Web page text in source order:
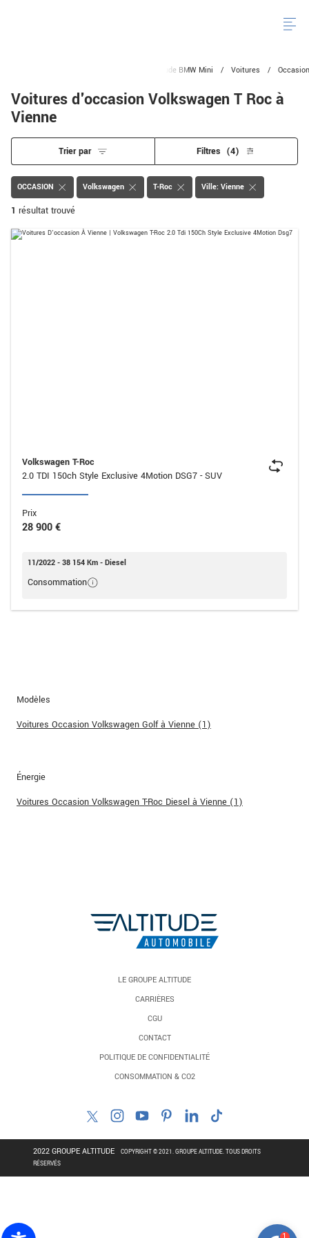
Altitude BMW Mini / Voitures / Occasion
Voitures d'occasion Volkswagen T Roc à
Vienne
Trier par Filtres (4)
OCCASION Volkswagen T-Roc Ville: Vienne
1 résultat trouvé
Volkswagen T-Roc
2.0 TDI 150ch Style Exclusive 4Motion DSG7 - SUV
Prix
28 900 €
11/2022 - 38 154 Km - Diesel
Consommation
Modèles
Voitures Occasion Volkswagen Golf à Vienne (1)
Énergie
Voitures Occasion Volkswagen T-Roc Diesel à Vienne (1)
LE GROUPE ALTITUDE
CARRIÈRES
CGU
CONTACT
POLITIQUE DE CONFIDENTIALITÉ
CONSOMMATION & CO2
2022 GROUPE ALTITUDE
COPYRIGHT © 2021. GROUPE ALTITUDE. TOUS DROITS
RÉSERVÉS